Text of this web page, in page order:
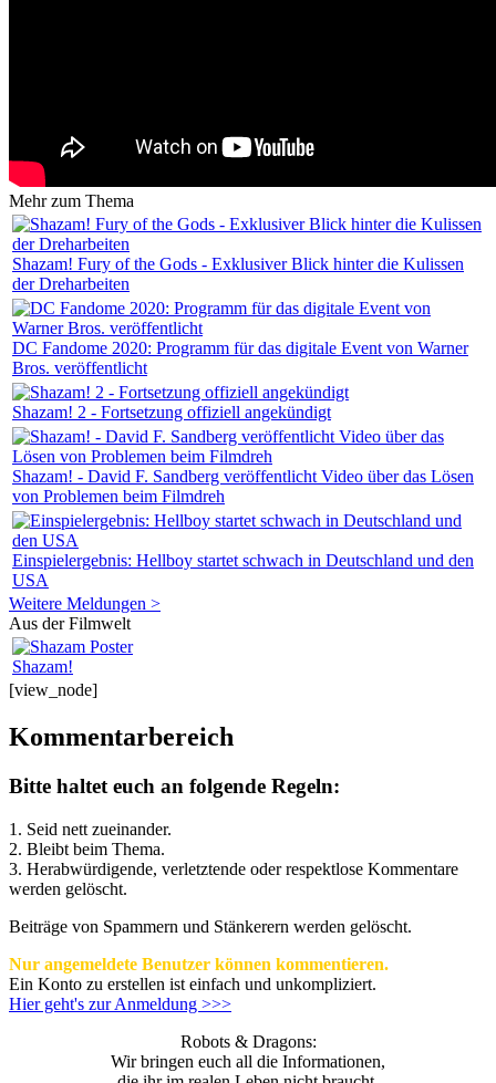
Mehr zum Thema
Shazam! Fury of the Gods - Exklusiver Blick hinter die Kulissen
der Dreharbeiten
DC Fandome 2020: Programm für das digitale Event von Warner
Bros. veröffentlicht
Shazam! 2 - Fortsetzung offiziell angekündigt
Shazam! - David F. Sandberg veröffentlicht Video über das Lösen
von Problemen beim Filmdreh
Einspielergebnis: Hellboy startet schwach in Deutschland und den
USA
Weitere Meldungen >
Aus der Filmwelt
Shazam!
[view_node]
Kommentarbereich
Bitte haltet euch an folgende Regeln:
1. Seid nett zueinander.
2. Bleibt beim Thema.
3. Herabwürdigende, verletztende oder respektlose Kommentare
werden gelöscht.
Beiträge von Spammern und Stänkerern werden gelöscht.
Nur angemeldete Benutzer können kommentieren.
Ein Konto zu erstellen ist einfach und unkompliziert.
Hier geht's zur Anmeldung >>>
Robots & Dragons:
Wir bringen euch all die Informationen,